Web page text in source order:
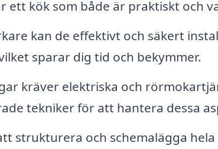
ett kök som både är praktiskt och
kan de effektivt och säkert
sparar dig tid och bekymmer.
kräver elektriska och
tekniker för att hantera dessa
strukturera och schemalägga hela